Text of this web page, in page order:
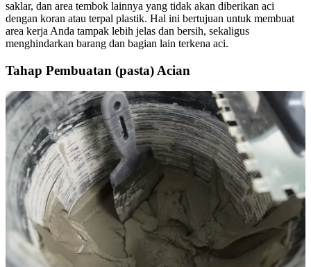
saklar, dan area tembok lainnya yang tidak akan diberikan aci
dengan koran atau terpal plastik. Hal ini bertujuan untuk membuat
area kerja Anda tampak lebih jelas dan bersih, sekaligus
menghindarkan barang dan bagian lain terkena aci.
Tahap Pembuatan (pasta) Acian